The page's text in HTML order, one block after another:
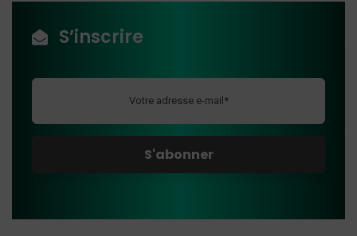
S’inscrire